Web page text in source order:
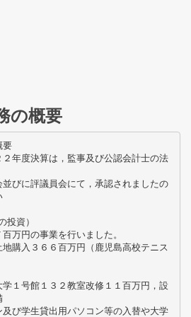
の概要
要
年度決算は，監事及び公認会計士の法
びに評議員会にて，承認されましたの
資）
万円の事業を行いました。
購入３６６百万円（鹿児島高校テニス
１号館１３２教室改修１１百万円，設
び学生貸出用パソコン等の入替や大学